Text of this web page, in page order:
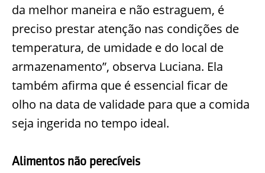
da melhor maneira e não estraguem, é
preciso prestar atenção nas condições de
temperatura, de umidade e do local de
armazenamento”, observa Luciana. Ela
também afirma que é essencial ficar de
olho na data de validade para que a comida
seja ingerida no tempo ideal.
Alimentos não perecíveis